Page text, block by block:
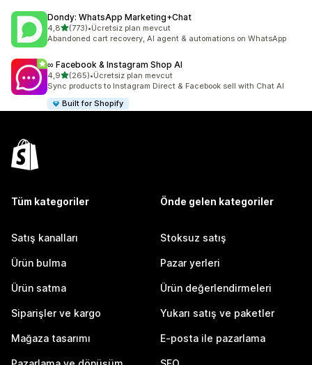
Dondy: WhatsApp Marketing+Chat
4,85 yıldız üzerinden
(773)
toplam 773 değerlendirme
•Ücretsiz plan mevcut
Abandoned cart recovery, AI agent & automations on WhatsApp
∞ Facebook & Instagram Shop AI
4,95 yıldız üzerinden
(265)
toplam 265 değerlendirme
•Ücretsiz plan mevcut
Sync products to Instagram Direct & Facebook sell with Chat AI
Built for Shopify
Tüm kategoriler
Satış kanalları
Ürün bulma
Ürün satma
Siparişler ve kargo
Mağaza tasarımı
Önde gelen kategoriler
Stoksuz satış
Pazar yerleri
Ürün değerlendirmeleri
Yukarı satış ve paketler
E-posta ile pazarlama